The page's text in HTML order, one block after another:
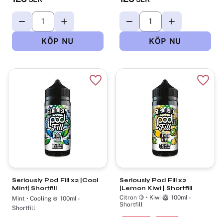
Seriously Pod Fill x2 |Cool
Mint| Shortfill
Mint • Cooling ❄️| 100ml -
Shortfill
Lägg till i favoriter
Seriously Pod Fill x2
|Lemon Kiwi | Shortfill
Citron 🍋 • Kiwi 🥝| 100ml -
Shortfill